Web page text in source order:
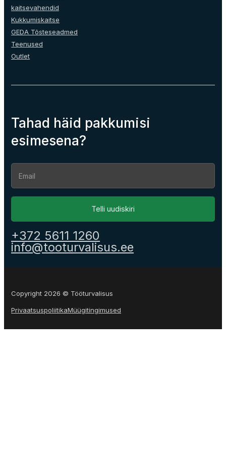
kaitsevahendid
Kukkumiskaitse
GEDA Tõsteseadmed
Teenused
Outlet
Tahad häid pakkumisi
esimesena?
Section
Telli uudiskiri
+372 5611 1260
info@tooturvalisus.ee
Copyright 2026 © Tööturvalisus
PrivaatsuspoliitikaMüügitingimused